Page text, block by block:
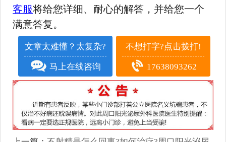
客服将给您详细、耐心的解答，并给您一个
满意答复。
文章太难懂？太复杂?
马上在线咨询
不想打字?点击拨打!
17638093262